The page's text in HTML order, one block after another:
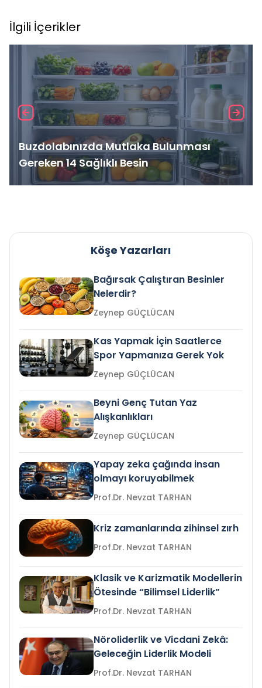
İlgili İçerikler
Buzdolabınızda Mutlaka Bulunması
Gereken 14 Sağlıklı Besin
Köşe Yazarları
Bağırsak Çalıştıran Besinler
Nelerdir?
Zeynep GÜÇLÜCAN
Kas Yapmak İçin Saatlerce
Spor Yapmanıza Gerek Yok
Zeynep GÜÇLÜCAN
Beyni Genç Tutan Yaz
Alışkanlıkları
Zeynep GÜÇLÜCAN
Yapay zeka çağında insan
olmayı koruyabilmek
Prof.Dr. Nevzat TARHAN
Kriz zamanlarında zihinsel zırh
Prof.Dr. Nevzat TARHAN
Klasik ve Karizmatik Modellerin
Ötesinde “Bilimsel Liderlik”
Prof.Dr. Nevzat TARHAN
Nöroliderlik ve Vicdani Zekâ:
Geleceğin Liderlik Modeli
Prof.Dr. Nevzat TARHAN